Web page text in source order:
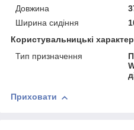
Довжина
Ширина сидіння
Користувальницькі
Тип призначення
Приховати